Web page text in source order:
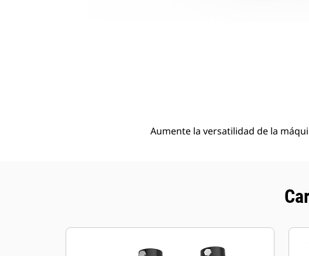
Aumente la versatilidad de la